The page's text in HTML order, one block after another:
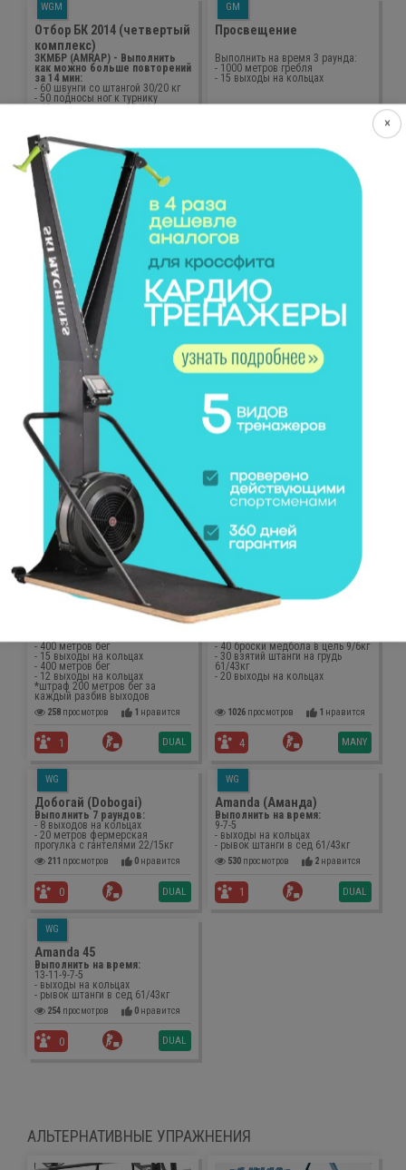
WGM
Отбор БК 2014 (четвертый
комплекс)
ЗКМБР (AMRAP) - Выполнить
как можно больше повторений
за 14 мин:
- 60 швунги со штангой 30/20 кг
- 50 подносы ног к турнику
- 40 рывков штанги 30/20 кг
- 10 выходы на кольцах
352 просмотров 1нравится
MANY
GM
Просвещение
Выполнить на время 3 раунда:
- 1000 метров гребля
- 15 выходы на кольцах
нравится
DUAL
G
Доходяга
Выполнить на время:
- 45 метров ходьба на руках
- 30 пистолеты меняя ноги
- 35 подносы ног к перекладине
- 30 пистолеты меняя ноги
- 25 подтягивания до груди
- 30 пистолеты меняя ноги
- 15 выходы на кольцах
687 просмотров нравится
0 MANY
WGM
CrossFit Open 15.3
ЗКМБР (AMRAP) - 14 МИНУТ:
- 7 выходы на кольцах
- 50 броски медбола в цель 9/6кг
- 100 двойные прыжки на
скакалке
463просмотров 2нравится
2
WG
Кинг Конг (King Kong)
Выполнить 3 раунда на время:
- 1 становая тяга 205кг/145кг
- 2 выхода на кольцах
- 3 взятия штанги на грудь в
сед 112,5кг/77,5кг
- 4 отжимания в стойке на руках
1981просмотров нравится
0
WG
Nate (Нейт)
- 8 махи гирей 32/24кг
просмотров
3
GM
Muscle-up Biathlon
Выполнить на время:
- 400 метров бег
- 15 выходы на кольцах
- 400 метров бег
- 12 выходы на кольцах
*штраф 200 метров бег за
каждый разбив выходов
258просмотров 1 нравится
1 DUAL
WGM
Crossfit Open 23.1
ЗКМБР/AMRAP - 14 МИНУТ:
- 40 броски медбола в цель 9/6кг
- 30 взятий штанги на грудь
61/43кг
- 20 выходы на кольцах
1026просмотров 1 нравится
4 MANY
WG
Добогай (Dobogai)
Выполнить 7 раундов:
- 8 выходов на кольцах
- 20 метров фермерская
прогулка с гантелями 22/15кг
211 просмотров 0нравится
0 DUAL
WG
Amanda (Аманда)
Выполнить на время:
9-7-5
- выходы на кольцах
- рывок штанги в сед 61/43кг
530просмотров 2нравится
1 DUAL
WG
Amanda 45
Выполнить на время:
13-11-9-7-5
- выходы на кольцах
- рывок штанги в сед 61/43кг
254просмотров 0нравится
0 DUAL
АЛЬТЕРНАТИВНЫЕ УПРАЖНЕНИЯ
×